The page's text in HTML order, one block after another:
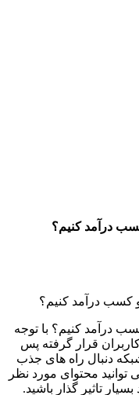
درآمد کنیم؟
درآمد کنیم؟ با توجه
کاربران قرار گرفته پس
دنبال راه های جذب
توانید محتوای مورد نظر
تاثیر گذار باشید.